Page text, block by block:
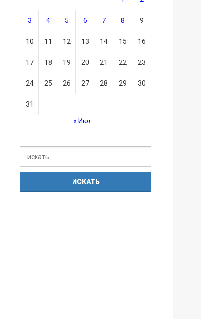
3 4 5 6 7 8 9
10 11 12 13 14 15 16
17 18 19 20 21 22 23
24 25 26 27 28 29 30
31
« Июл